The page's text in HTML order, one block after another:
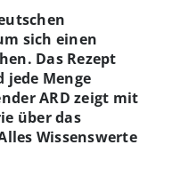
sich einen
Das Rezept
jede Menge
ARD zeigt mit
über das
Wissenswerte